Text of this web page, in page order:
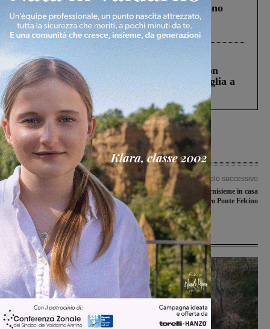
Un anno fa la strage in A1 in cui morirono
Gianni, Giulia e Franco. Lo schianto, il
processo, lo stop ai sorpassi fra tir....
Cronaca 3 Agosto 2026
Scomparso da una struttura di Castiglion
Fiorentino l’uomo che aveva ucciso la figlia a
Levane nel 2020
Articolo precedente
Covid-19, 23 i nuovi casi positivi in
Valdarno aretino e fiorentino
Articolo successivo
La Unomaglia Valdarnisieme in casa
contro Ponte Felcino
Ultime Notizie